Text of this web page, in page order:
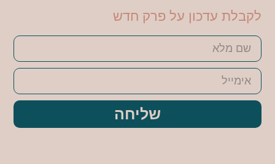
לקבלת עדכון על פרק חדש
שליחה